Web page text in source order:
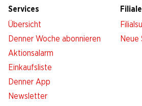
Services
Übersicht
Denner Woche abonnieren
Aktionsalarm
Einkaufsliste
Denner App
Newsletter
Neue